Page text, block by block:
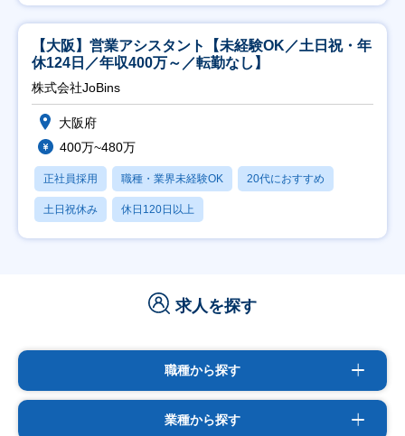
【大阪】営業アシスタント【未経験OK／土日祝・年
休124日／年収400万～／転勤なし】
株式会社JoBins
大阪府
400万~480万
正社員採用 職種・業界未経験OK 20代におすすめ
土日祝休み 休日120日以上
求人を探す
職種から探す
業種から探す